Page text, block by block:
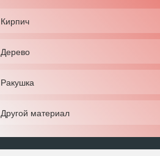
Кирпич
Дерево
Ракушка
Другой материал